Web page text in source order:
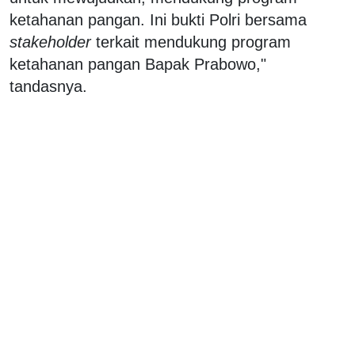
ketahanan pangan. Ini bukti Polri bersama
stakeholderterkait mendukung program
ketahanan pangan Bapak Prabowo,"
tandasnya.